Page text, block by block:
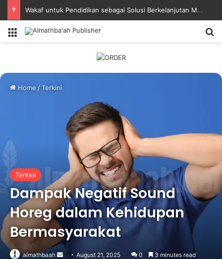
Wakaf untuk Pendidikan sebagai Solusi Berkelanjutan Masa Depan Bangsa
Menu
Home /Terkini
Terkini
Dampak Negatif Sound
Horeg dalam Kehidupan
Bermasyarakat
almathbaah
Send August 21, 2025 0 3 minutes read